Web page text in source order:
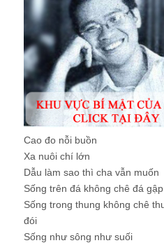
Cao đo nỗi buồn
Xa nuôi chí lớn
Dẫu làm sao thì cha vẫn muốn
Sống trên đá không chê đá
Sống trong thung không chê
đói
Sống như sông như suối